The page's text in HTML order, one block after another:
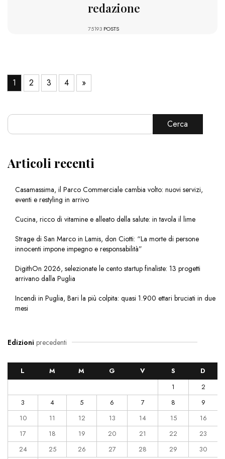
redazione
75193 POSTS
1 2 3 4 »
Cerca
Articoli recenti
Casamassima, il Parco Commerciale cambia volto: nuovi servizi,
eventi e restyling in arrivo
Cucina, ricco di vitamine e alleato della salute: in tavola il lime
Strage di San Marco in Lamis, don Ciotti: “La morte di persone
innocenti impone impegno e responsabilità”
DigithOn 2026, selezionate le cento startup finaliste: 13 progetti
arrivano dalla Puglia
Incendi in Puglia, Bari la più colpita: quasi 1.900 ettari bruciati in due
mesi
Edizioni precedenti
L M M G V S
D
1
2
3
4 5 6 7 8
9
10
11 12 13 14 15
16
17
18 19 20 21 22
23
24
25 26 27 28 29
30